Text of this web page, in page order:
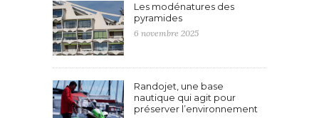
Les modénatures des
pyramides
6 novembre 2025
Randojet, une base
nautique qui agit pour
préserver l’environnement